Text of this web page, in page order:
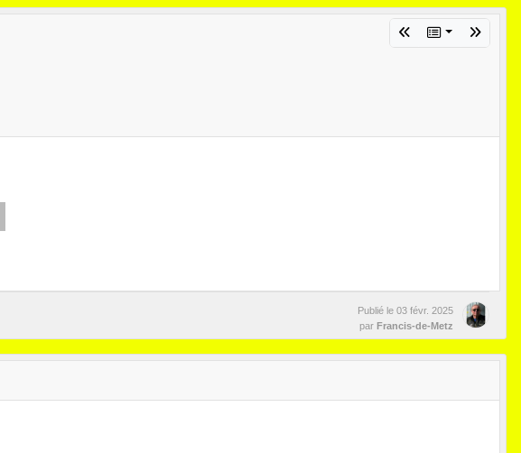
Publié le 03 févr. 2025
par Francis-de-Metz